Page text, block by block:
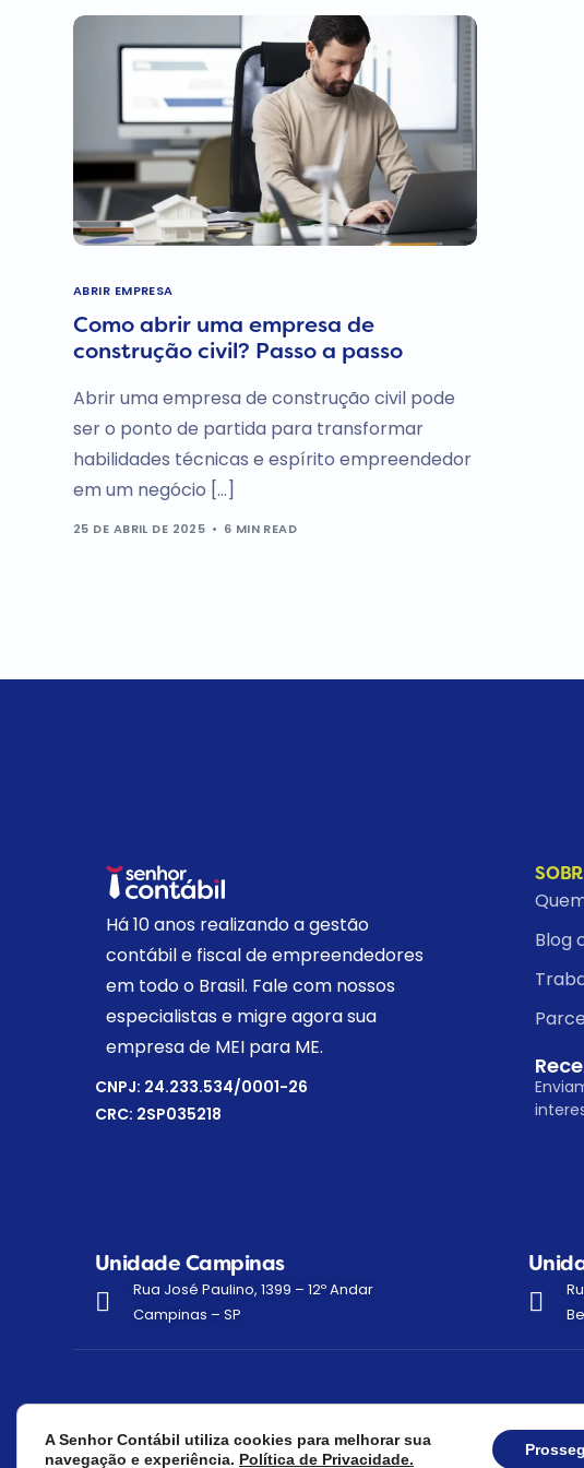
Fale com um especialista
ABRIR EMPRESA
Como abrir uma empresa de
construção civil? Passo a passo
Abrir uma empresa de construção civil pode
ser o ponto de partida para transformar
habilidades técnicas e espírito empreendedor
em um negócio […]
25 DE ABRIL DE 2025 6 MIN READ
Há 10 anos realizando a gestão
contábil e fiscal de empreendedores
em todo o Brasil. Fale com nossos
especialistas e migre agora sua
empresa de MEI para ME.
CNPJ: 24.233.534/0001-26
CRC: 2SP035218
Blog
Unidade Campinas
Rua José Paulino, 1399 – 12º Andar
Campinas – SP
© Copyright
A Senhor Contábil utiliza cookies para melhorar sua
navegação e experiência. Política de Privacidade.